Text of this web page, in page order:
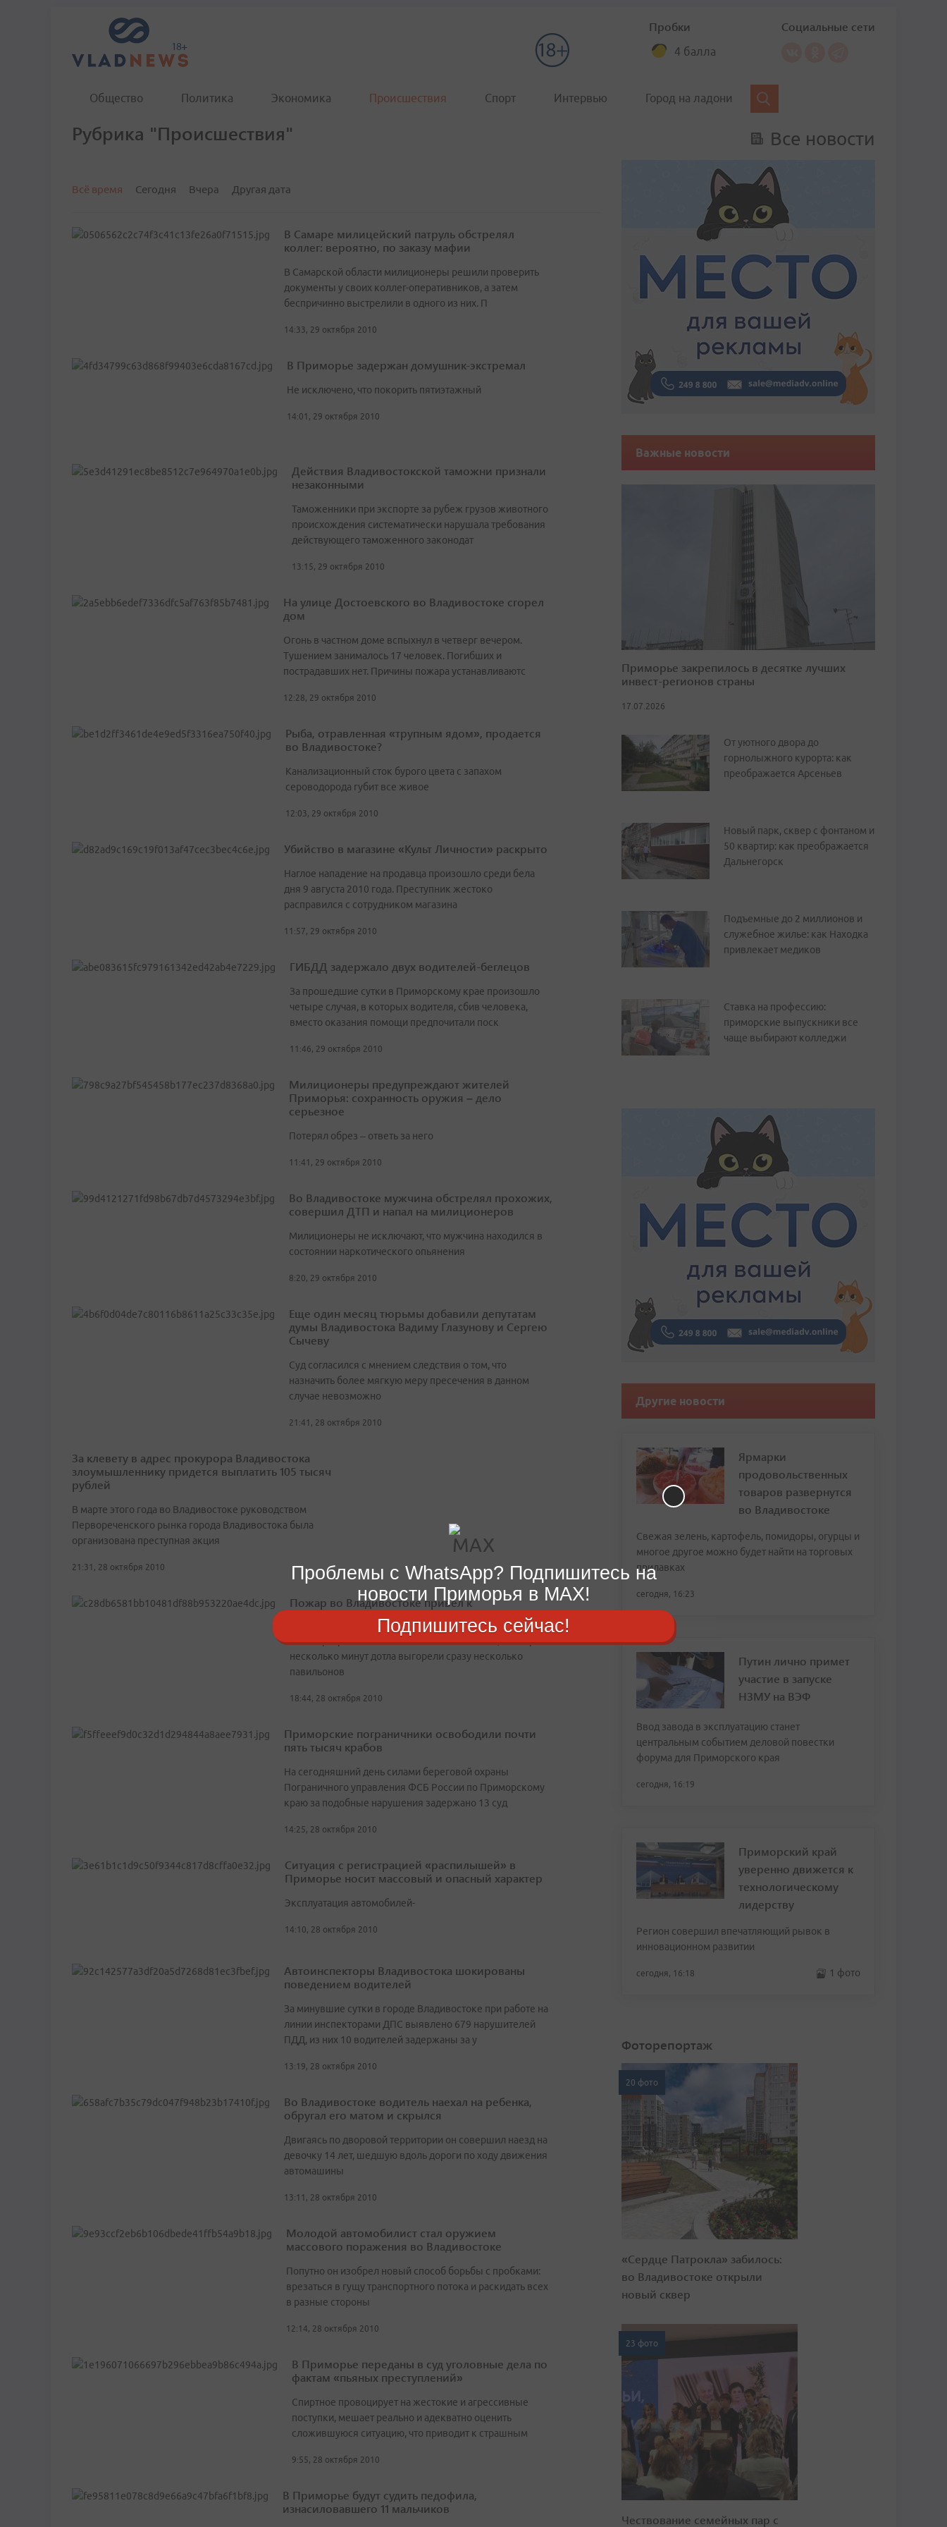
Пробки
4 балла
Социальные сети
Общество Политика Экономика Происшествия Спорт Интервью Город на ладони
Рубрика "Происшествия" Все новости
Всё время Сегодня Вчера Другая дата
В Самаре милицейский патруль обстрелял
коллег: вероятно, по заказу мафии
В Самарской области милиционеры решили проверить
документы у своих коллег-оперативников, а затем
беспричинно выстрелили в одного из них. П
14:33, 29 октября 2010
В Приморье задержан домушник-экстремал
Не исключено, что покорить пятиэтажный
14:01, 29 октября 2010
Действия Владивостокской таможни признали
незаконными
Таможенники при экспорте за рубеж грузов животного
происхождения систематически нарушала требования
действующего таможенного законодат
13:15, 29 октября 2010
На улице Достоевского во Владивостоке сгорел
дом
Огонь в частном доме вспыхнул в четверг вечером.
Тушением занималось 17 человек. Погибших и
пострадавших нет. Причины пожара устанавливаютс
12:28, 29 октября 2010
Рыба, отравленная «трупным ядом», продается
во Владивостоке?
Канализационный сток бурого цвета с запахом
сероводорода губит все живое
12:03, 29 октября 2010
Убийство в магазине «Культ Личности» раскрыто
Наглое нападение на продавца произошло среди бела
дня 9 августа 2010 года. Преступник жестоко
расправился с сотрудником магазина
11:57, 29 октября 2010
ГИБДД задержало двух водителей-беглецов
За прошедшие сутки в Приморскому крае произошло
четыре случая, в которых водителя, сбив человека,
вместо оказания помощи предпочитали поск
11:46, 29 октября 2010
Милиционеры предупреждают жителей
Приморья: сохранность оружия – дело
серьезное
Потерял обрез – ответь за него
11:41, 29 октября 2010
Во Владивостоке мужчина обстрелял прохожих,
совершил ДТП и напал на милиционеров
Милиционеры не исключают, что мужчина находился в
состоянии наркотического опьянения
8:20, 29 октября 2010
Еще один месяц тюрьмы добавили депутатам
думы Владивостока Вадиму Глазунову и Сергею
Сычеву
Суд согласился с мнением следствия о том, что
назначить более мягкую меру пресечения в данном
случае невозможно
21:41, 28 октября 2010
За клевету в адрес прокурора Владивостока
злоумышленнику придется выплатить 105 тысяч
рублей
В марте этого года во Владивостоке руководством
Первореченского рынка города Владивостока была
организована преступная акция
21:31, 28 октября 2010
Пожар во Владивостоке привел к
многомиллионным убыткам
Пламя разрасталось настолько молниеносно, что через
несколько минут дотла выгорели сразу несколько
павильонов
18:44, 28 октября 2010
Приморские пограничники освободили почти
пять тысяч крабов
На сегодняшний день силами береговой охраны
Пограничного управления ФСБ России по Приморскому
краю за подобные нарушения задержано 13 суд
14:25, 28 октября 2010
Ситуация с регистрацией «распилышей» в
Приморье носит массовый и опасный характер
Эксплуатация автомобилей-
14:10, 28 октября 2010
Автоинспекторы Владивостока шокированы
поведением водителей
За минувшие сутки в городе Владивостоке при работе на
линии инспекторами ДПС выявлено 679 нарушителей
ПДД, из них 10 водителей задержаны за у
13:19, 28 октября 2010
Во Владивостоке водитель наехал на ребенка,
обругал его матом и скрылся
Двигаясь по дворовой территории он совершил наезд на
девочку 14 лет, шедшую вдоль дороги по ходу движения
автомашины
13:11, 28 октября 2010
Молодой автомобилист стал оружием
массового поражения во Владивостоке
Попутно он изобрел новый способ борьбы с пробками:
врезаться в гущу транспортного потока и раскидать всех
в разные стороны
12:14, 28 октября 2010
В Приморье переданы в суд уголовные дела по
фактам «пьяных преступлений»
Спиртное провоцирует на жестокие и агрессивные
поступки, мешает реально и адекватно оценить
сложившуюся ситуацию, что приводит к страшным
9:55, 28 октября 2010
В Приморье будут судить педофила,
изнасиловавшего 11 мальчиков
Важные новости
Приморье закрепилось в десятке лучших
инвест-регионов страны
17.07.2026
От уютного двора до
горнолыжного курорта: как
преображается Арсеньев
Новый парк, сквер с фонтаном и
50 квартир: как преображается
Дальнегорск
Подъемные до 2 миллионов и
служебное жилье: как Находка
привлекает медиков
Ставка на профессию:
приморские выпускники все
чаще выбирают колледжи
Другие новости
Ярмарки
продовольственных
товаров развернутся
во Владивостоке
Свежая зелень, картофель, помидоры, огурцы и
многое другое можно будет найти на торговых
прилавках
сегодня, 16:23
Путин лично примет
участие в запуске
НЗМУ на ВЭФ
Ввод завода в эксплуатацию станет
центральным событием деловой повестки
форума для Приморского края
сегодня, 16:19
Приморский край
уверенно движется к
технологическому
лидерству
Регион совершил впечатляющий рывок в
инновационном развитии
сегодня, 16:18 1 фото
Фоторепортаж
20 фото
«Сердце Патрокла» забилось:
во Владивостоке открыли
новый сквер
23 фото
Чествование семейных пар с
Проблемы с WhatsApp? Подпишитесь на
новости Приморья в MAX!
Подпишитесь сейчас!